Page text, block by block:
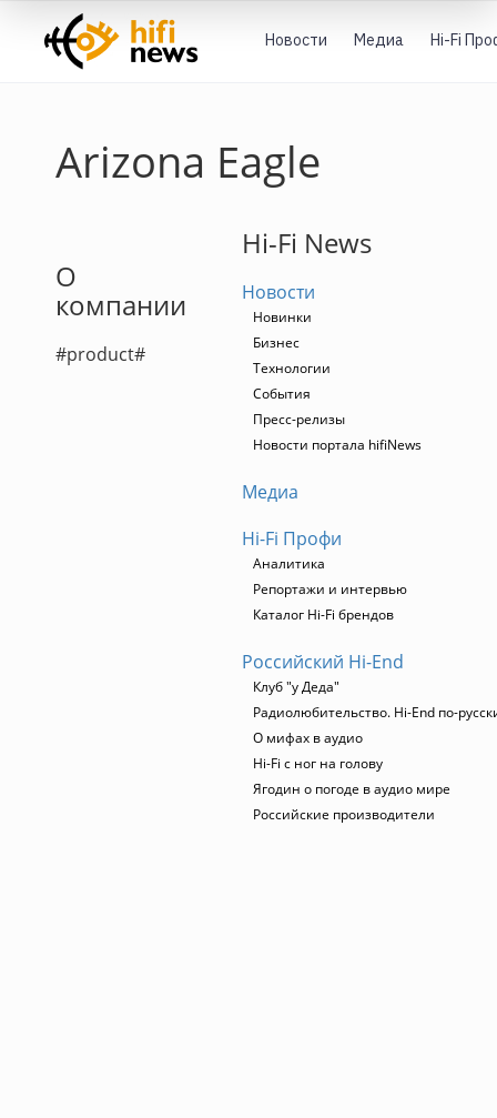
Новости Медиа Hi-Fi
Arizona Eagle
О
компании
#product#
Hi-Fi News
Новости
Новинки
Бизнес
Технологии
События
Пресс-релизы
Новости портала hifiNews
Медиа
Hi-Fi Профи
Аналитика
Репортажи и интервью
Каталог Hi-Fi брендов
Российский Hi-End
Клуб "у Деда"
Радиолюбительство. Hi-End по-
О мифах в аудио
Hi-Fi с ног на голову
Ягодин о погоде в аудио мире
Российские производители